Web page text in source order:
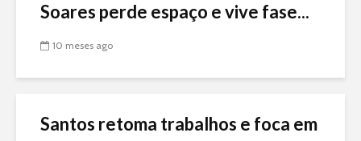
Soares perde espaço e vive fase...
10 meses ago
Santos retoma trabalhos e foca em